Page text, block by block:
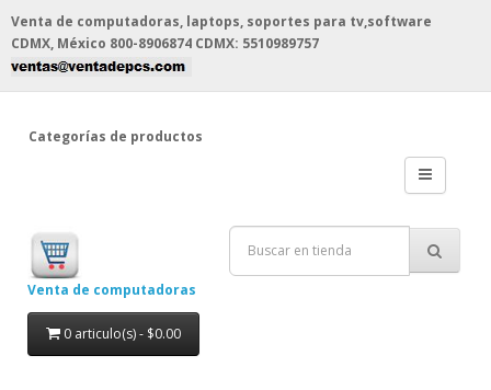
Venta de computadoras, laptops, soportes para tv,software
CDMX, México 800-8906874 CDMX: 5510989757
Categorías de productos
Venta de computadoras
0 articulo(s) - $0.00